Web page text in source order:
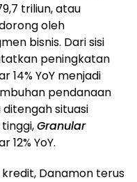
triliun, atau
oleh
bisnis. Dari sisi
peningkatan
14% YoY menjadi
pendanaan
situasi
Granular
YoY.
Danamon terus